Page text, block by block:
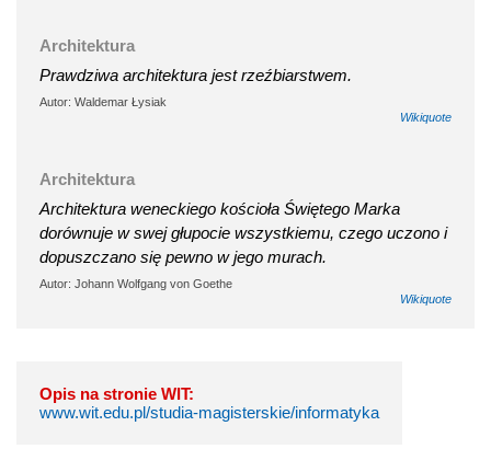
Architektura
Prawdziwa architektura jest rzeźbiarstwem.
Autor: Waldemar Łysiak
Wikiquote
Architektura
Architektura weneckiego kościoła Świętego Marka
dorównuje w swej głupocie wszystkiemu, czego uczono i
dopuszczano się pewno w jego murach.
Autor: Johann Wolfgang von Goethe
Wikiquote
Opis na stronie WIT:
www.wit.edu.pl/studia-magisterskie/informatyka